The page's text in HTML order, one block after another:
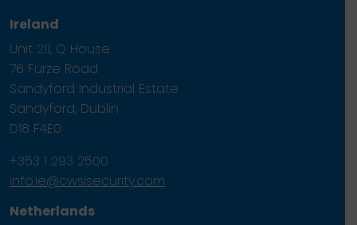
Ireland
Unit 211, Q House
76 Furze Road
Sandyford Industrial Estate
Sandyford, Dublin
D18 F4E0
+353 1 293 2500
info.ie@cwsisecurity.com
Netherlands